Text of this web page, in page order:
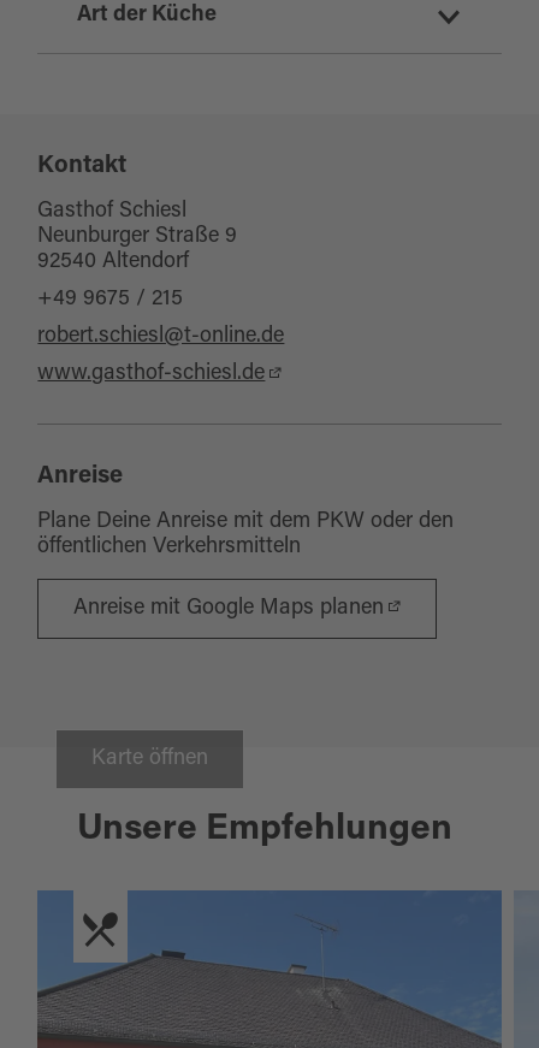
Art der Küche
Karte öffnen
Kontakt
Gasthof Schiesl
Neunburger Straße 9
92540 Altendorf
+49 9675 / 215
robert.schiesl@t-online.de
www.gasthof-schiesl.de
Anreise
Plane Deine Anreise mit dem PKW oder den
öffentlichen Verkehrsmitteln
Anreise mit Google Maps planen
Unsere Empfehlungen